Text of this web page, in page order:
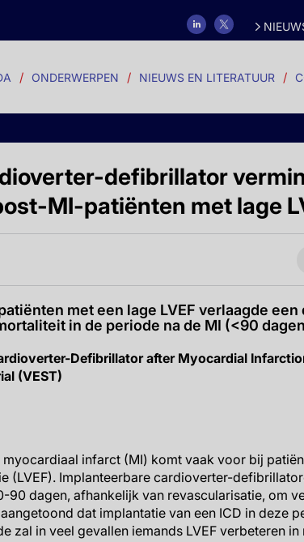
ONDERWERPEN NIEUWS EN LITERATUUR
defibrillator
MI-patiënten met lage
met een lage LVEF verlaagde
in de periode na de MI (<90
Defibrillator after Myocardial
(VEST)
infarct (MI) komt vaak voor bij
(LVEF). Implanteerbare cardioverter-
90 dagen, afhankelijk van revascularisatie, om
dat implantatie van een ICD in deze
zal in veel gevallen iemands LVEF verbeteren